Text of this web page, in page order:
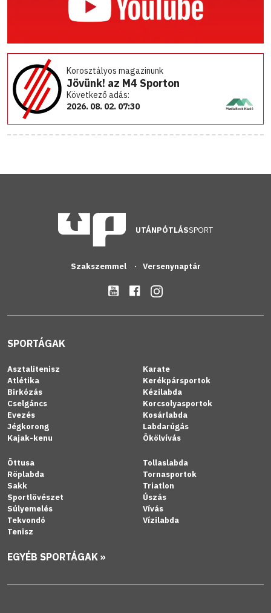
Korosztályos magazinunk
Jövünk! az M4 Sporton
Következő adás:
2026. 08. 02. 07:30
UTÁNPÓTLÁSSPORT
Szakszemmel Versenynaptár
SPORTÁGAK
Asztalitenisz
Atlétika
Birkózás
Cselgáncs
Evezés
Jégkorong
Kajak-kenu
Karate
Kerékpársportok
Kézilabda
Korcsolyasportok
Kosárlabda
Labdarúgás
Ökölvívás
Öttusa
Röplabda
Sakk
Sportlövészet
Súlyemelés
Tekvondó
Tenisz
Tollaslabda
Tornasportok
Triatlon
Úszás
Vívás
Vízilabda
EGYÉB SPORTÁGAK »